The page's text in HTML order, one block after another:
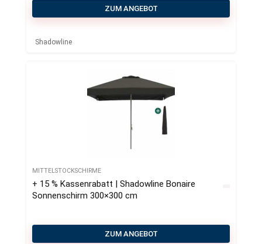
ZUM ANGEBOT
Shadowline
MITTELSTOCKSCHIRME
+ 15 % Kassenrabatt | Shadowline Bonaire
Sonnenschirm 300×300 cm
ZUM ANGEBOT